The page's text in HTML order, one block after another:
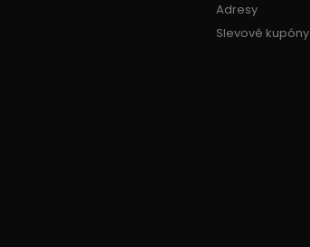
Adresy
Slevové kupóny